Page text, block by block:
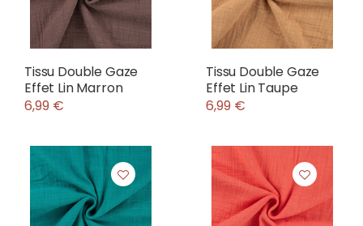
Tissu Double Gaze
Effet Lin Marron
6,99 €
Tissu Double Gaze
Effet Lin Taupe
6,99 €